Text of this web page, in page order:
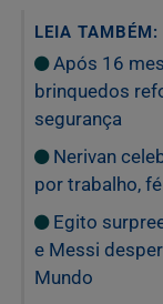
LEIA TAMBÉM:
Após 16
brinquedos
segurança
Nerivan
por trabalho,
Egito
e Messi
Mundo